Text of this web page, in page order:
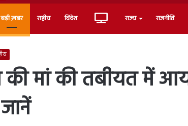
बड़ी ख़बर राष्ट्रीय विदेश Live राज्य राजनीति
की मां की तबीयत में